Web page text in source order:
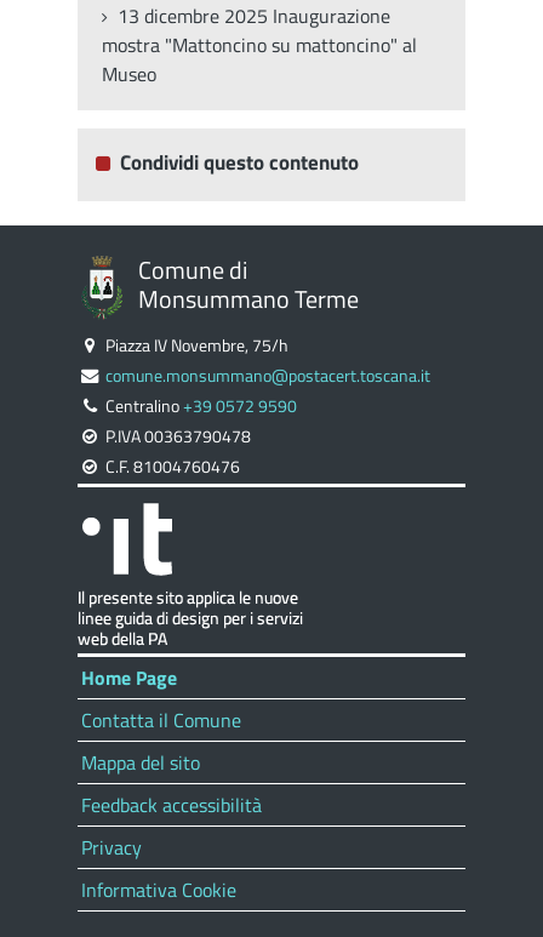
13 dicembre 2025 Inaugurazione
mostra "Mattoncino su mattoncino" al
Museo
Condividi questo contenuto
Comune di
Monsummano Terme
Piazza IV Novembre, 75/h
comune.monsummano@postacert.toscana.it
Centralino+39 0572 9590
P.IVA 00363790478
C.F. 81004760476
Home Page
Contatta il Comune
Mappa del sito
Feedback accessibilità
Privacy
Informativa Cookie